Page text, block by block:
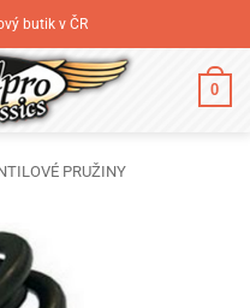
butik v ČR
0
PRUŽINY